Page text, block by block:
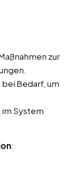
zur
Bedarf, um
System
: